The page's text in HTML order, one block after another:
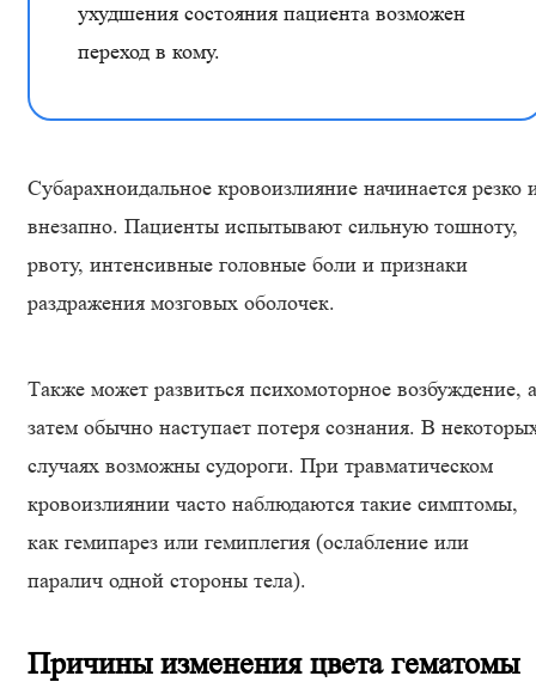
ухудшения состояния пациента возможен
переход в кому.
Субарахноидальное кровоизлияние начинается резко
внезапно. Пациенты испытывают сильную тошноту,
рвоту, интенсивные головные боли и признаки
раздражения мозговых оболочек.
Также может развиться психомоторное возбуждение, а
затем обычно наступает потеря сознания. В
случаях возможны судороги. При травматическом
кровоизлиянии часто наблюдаются такие симптомы,
как гемипарез или гемиплегия (ослабление или
паралич одной стороны тела).
Причины изменения цвета гематомы